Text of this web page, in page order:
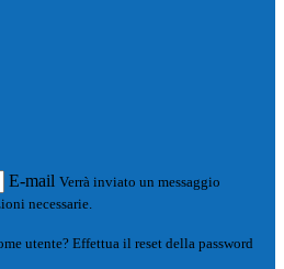
E-mail Verrà inviato un messaggio
necessarie.
utente? Effettua il reset della password